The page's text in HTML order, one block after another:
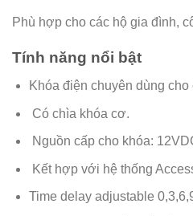
Phù hợp cho các hộ gia đình,
Tính năng nổi bật
Khóa điện chuyên dùng cho
Có chìa khóa cơ.
Nguồn cấp cho khóa:
Kết hợp với hệ thống
Time delay adjustable